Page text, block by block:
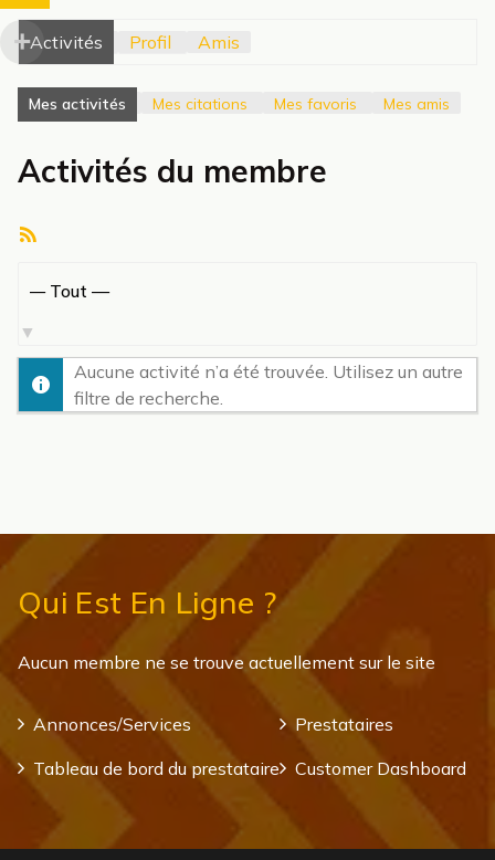
Activités Profil Amis
Mes activités Mes citations Mes favoris Mes amis
Activités du membre
par
activité:
Aucune activité n’a été trouvée. Utilisez un autre
filtre de recherche.
Qui Est En Ligne ?
Aucun membre ne se trouve actuellement sur le site
Annonces/Services
Prestataires
Tableau de bord du prestataire
Customer Dashboard